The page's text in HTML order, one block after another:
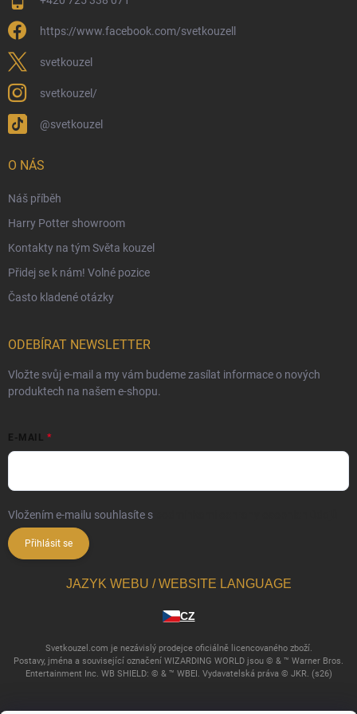
Reklamace a vrácení zboží
Věrnostní program
Velkoobchod
Ekologické balení objednávek
Podmínky ochrany osobních údajů
Ochranné známky a autorská práva
https://www.facebook.com/svetkouzell
svetkouzel
svetkouzel/
@svetkouzel
O NÁS
Náš příběh
Harry Potter showroom
Kontakty na tým Světa kouzel
Přidej se k nám! Volné pozice
Často kladené otázky
ODEBÍRAT NEWSLETTER
Vložte svůj e-mail a my vám budeme zasílat informace o nových
produktech na našem e-shopu.
E-MAIL
Vložením e-mailu souhlasíte s
Přihlásit se
JAZYK WEBU / WEBSITE LANGUAGE
CZ
Svetkouzel.com je nezávislý prodejce oficiálně licencovaného zboží.
Postavy, jména a související označení WIZARDING WORLD jsou © & ™ Warner Bros.
Entertainment Inc. WB SHIELD: © & ™ WBEI. Vydavatelská práva © JKR. (s26)